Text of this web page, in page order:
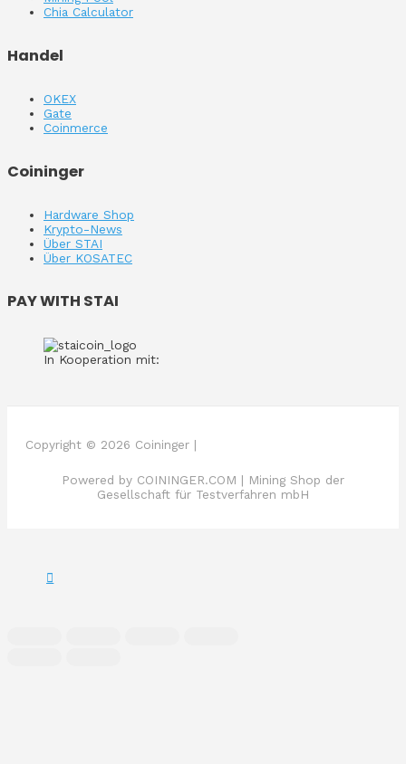
Chia Calculator
Handel
OKEX
Gate
Coinmerce
Coininger
Hardware Shop
Krypto-News
Über STAI
Über KOSATEC
PAY WITH STAI
In Kooperation mit:
Copyright © 2026 Coininger |
Powered by COININGER.COM | Mining Shop der
Gesellschaft für Testverfahren mbH